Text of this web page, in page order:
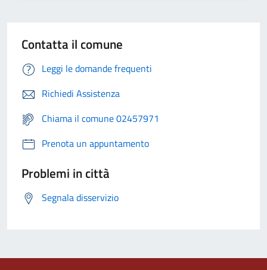
Contatta il comune
Leggi le domande frequenti
Richiedi Assistenza
Chiama il comune 02457971
Prenota un appuntamento
Problemi in città
Segnala disservizio